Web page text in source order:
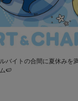
バイトの合間に夏休みを
🍉